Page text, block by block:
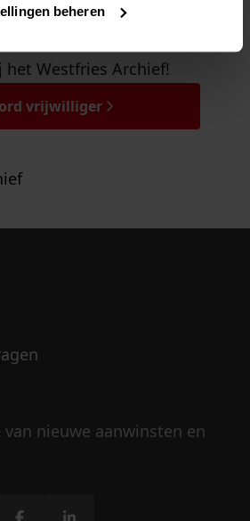
beheren
Wilt u daar graag
Westfries Archief!
vrijwilliger
nieuwe aanwinsten en